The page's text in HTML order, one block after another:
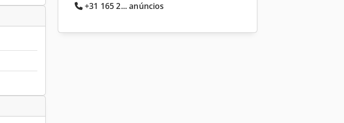
+31 165 2... anúncios